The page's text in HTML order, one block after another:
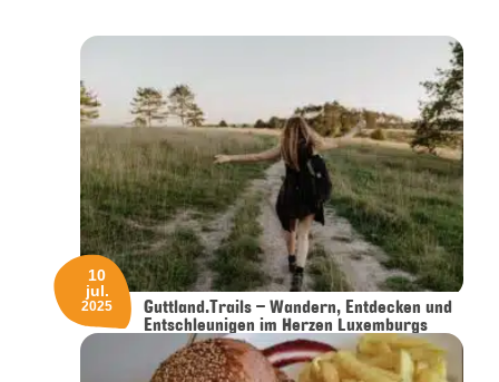
Guttland.Trails – Wandern, Entdecken und
Entschleunigen im Herzen Luxemburgs
10
jul.
2025